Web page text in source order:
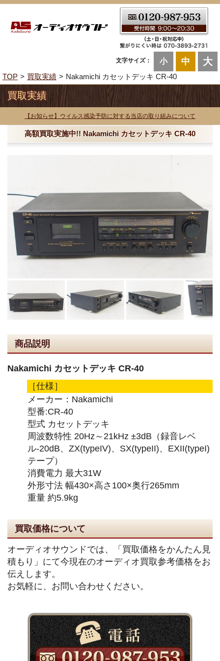
文字サイズ： 小 中 大
TOP 買取実績 Nakamichi カセットデッキ CR-40
買取実績
【お知らせ】ウイルス感染予防に対する当店の取り組みについて
高額買取実施中!! Nakamichi カセットデッキ CR-40
商品説明
Nakamichi カセットデッキ CR-40
［仕様］
メーカー：Nakamichi
型番:CR-40
型式 カセットデッキ
周波数特性 20Hz～21kHz ±3dB（録音レベ
ル-20dB、ZX(typeIV)、SX(typeII)、EXII(typeI)
テープ）
消費電力 最大31W
外形寸法 幅430×高さ100×奥行265mm
重量 約5.9kg
買取価格について
オーディオサウンドでは、「買取価格をかんたん見
積もり」にて今現在のオーディオ買取参考価格をお
伝えします。
お気軽に、お問い合わせください。